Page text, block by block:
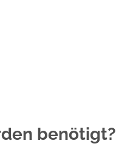
benötigt?